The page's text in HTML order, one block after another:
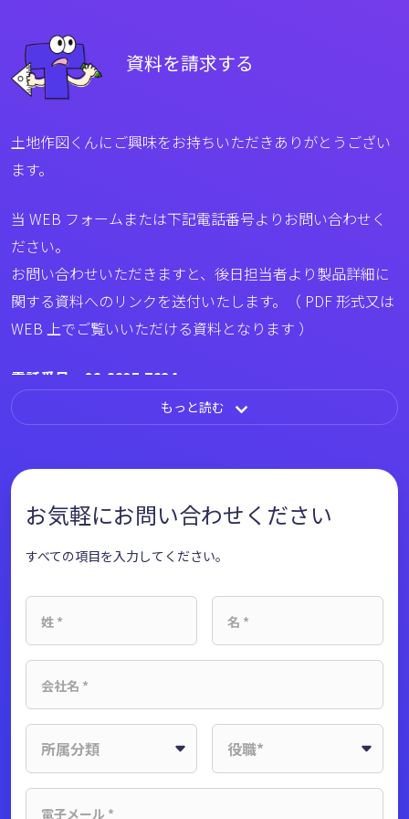
資料を請求する
土地作図くんにご興味をお持ちいただきありがとうござい
ます。
当 WEB フォームまたは下記電話番号よりお問い合わせく
ださい。
お問い合わせいただきますと、後日担当者より製品詳細に
関する資料へのリンクを送付いたします。（ PDF 形式又は
WEB 上でご覧いいただける資料となります ）
電話番号 06-6695-7624
もっと読む
お気軽にお問い合わせください
すべての項目を入力してください。